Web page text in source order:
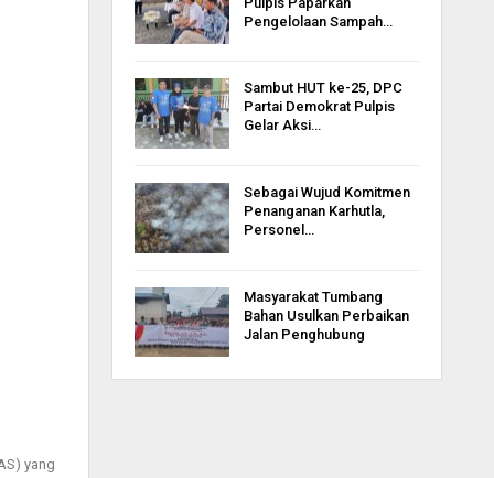
yang
Pengelolaan Sampah…
Sambut HUT ke-25, DPC
Partai Demokrat Pulpis
Gelar Aksi…
Sebagai Wujud Komitmen
Penanganan Karhutla,
Personel…
Masyarakat Tumbang
Bahan Usulkan Perbaikan
Jalan Penghubung